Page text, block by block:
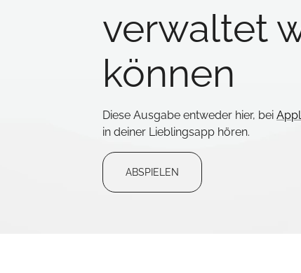
verwaltet
können
Diese Ausgabe entweder hier, bei
in deiner Lieblingsapp hören.
ABSPIELEN